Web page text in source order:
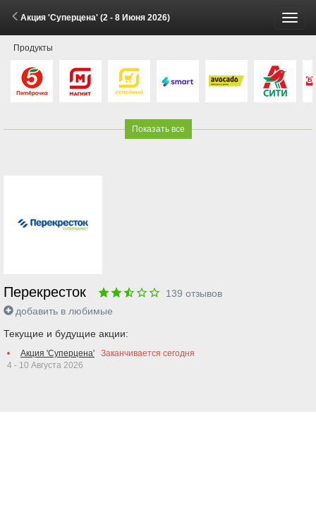
Акция 'Суперцена' (2 - 8 Июня 2026)
Продукты
Показать все
Перекресток 139 отзывов
добавить в любимые
Текущие и будущие акции:
Акция 'Суперцена'
Заканчивается сегодня
4 - 10 Августа 2026